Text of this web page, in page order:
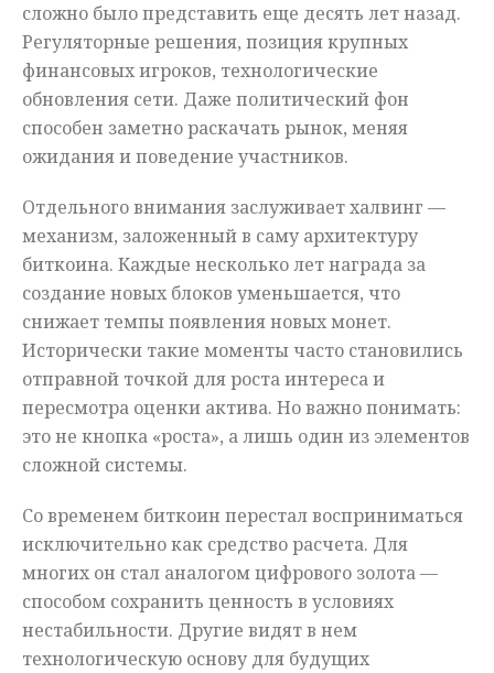
сложно было представить еще десять лет назад.
Регуляторные решения, позиция крупных
финансовых игроков, технологические
обновления сети. Даже политический фон
способен заметно раскачать рынок, меняя
ожидания и поведение участников.
Отдельного внимания заслуживает халвинг —
механизм, заложенный в саму архитектуру
биткоина. Каждые несколько лет награда за
создание новых блоков уменьшается, что
снижает темпы появления новых монет.
Исторически такие моменты часто становились
отправной точкой для роста интереса и
пересмотра оценки актива. Но важно понимать:
это не кнопка «роста», а лишь один из элементов
сложной системы.
Со временем биткоин перестал восприниматься
исключительно как средство расчета. Для
многих он стал аналогом цифрового золота —
способом сохранить ценность в условиях
нестабильности. Другие видят в нем
технологическую основу для будущих